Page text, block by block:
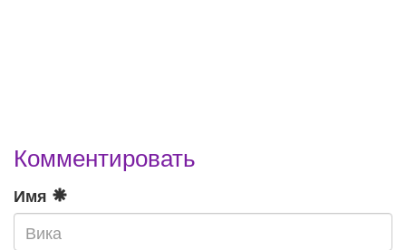
Комментировать
Имя